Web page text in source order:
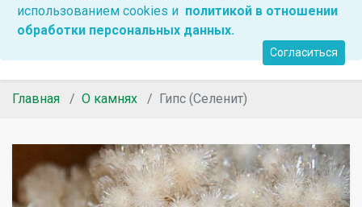
использованием cookies и политикой в отношении
обработки персональных данных.
Согласиться
Главная О камнях Гипс (Селенит)